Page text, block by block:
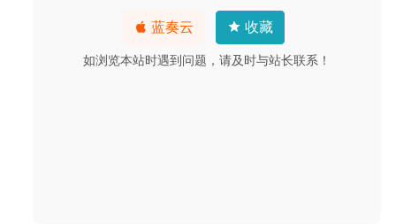
蓝奏云 收藏
如浏览本站时遇到问题，请及时与站长联系！
Transmit 5.11.6 中文版-功能强大的FTP客户端
Navicat Premium 15.0.18 中文版-可多重连接的数据库管理